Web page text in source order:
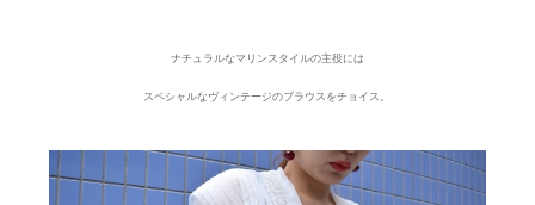
ナチュラルなマリンスタイルの主役には
スペシャルなヴィンテージのブラウスをチョイス。